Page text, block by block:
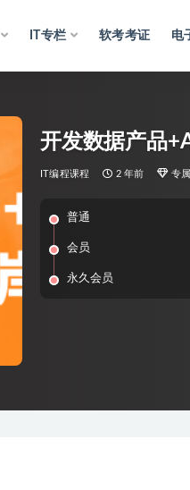
IT专栏 软考考证 电
开发数据产品
IT编程课程 2 年前 专属
普通
会员
永久会员